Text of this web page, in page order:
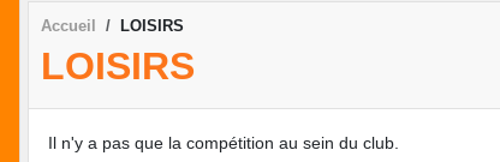
Accueil LOISIRS
LOISIRS
Il n'y a pas que la compétition au sein du club.